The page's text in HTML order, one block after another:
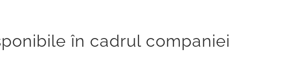
în cadrul companiei